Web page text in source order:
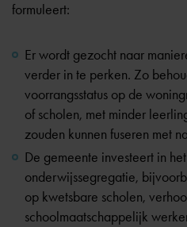
formuleert:
Er wordt gezocht naar
verder in te perken. Zo
voorrangsstatus op de
of scholen, met minder
zouden kunnen fuseren met
De gemeente investeert in
onderwijssegregatie,
op kwetsbare scholen,
schoolmaatschappelijk